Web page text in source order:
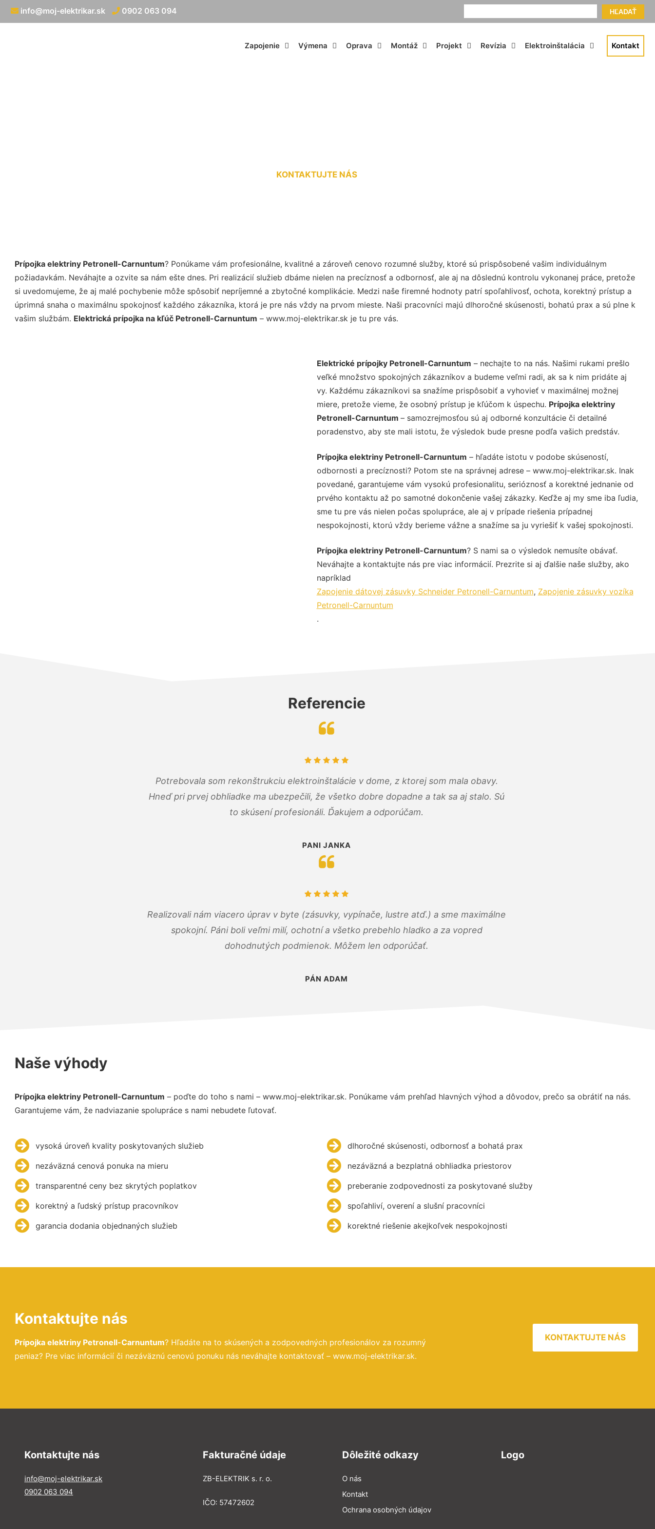
HĽADAŤ
info@moj-elektrikar.sk 0902 063 094
Zapojenie Výmena Oprava Montáž Projekt Revízia Elektroinštalácia Kontakt
KONTAKTUJTE NÁS
Prípojka elektriny Petronell-Carnuntum? Ponúkame vám profesionálne, kvalitné a zároveň cenovo rozumné služby, ktoré sú prispôsobené vašim individuálnym
požiadavkám. Neváhajte a ozvite sa nám ešte dnes. Pri realizácií služieb dbáme nielen na precíznosť a odbornosť, ale aj na dôslednú kontrolu vykonanej práce, pretože
si uvedomujeme, že aj malé pochybenie môže spôsobiť nepríjemné a zbytočné komplikácie. Medzi naše firemné hodnoty patrí spoľahlivosť, ochota, korektný prístup a
úprimná snaha o maximálnu spokojnosť každého zákazníka, ktorá je pre nás vždy na prvom mieste. Naši pracovníci majú dlhoročné skúsenosti, bohatú prax a sú plne k
vašim službám. Elektrická prípojka na kľúč Petronell-Carnuntum – www.moj-elektrikar.sk je tu pre vás.
Elektrické prípojky Petronell-Carnuntum – nechajte to na nás. Našimi rukami prešlo
veľké množstvo spokojných zákazníkov a budeme veľmi radi, ak sa k nim pridáte aj
vy. Každému zákazníkovi sa snažíme prispôsobiť a vyhovieť v maximálnej možnej
miere, pretože vieme, že osobný prístup je kľúčom k úspechu. Prípojka elektriny
Petronell-Carnuntum – samozrejmosťou sú aj odborné konzultácie či detailné
poradenstvo, aby ste mali istotu, že výsledok bude presne podľa vašich predstáv.
Prípojka elektriny Petronell-Carnuntum – hľadáte istotu v podobe skúseností,
odbornosti a precíznosti? Potom ste na správnej adrese – www.moj-elektrikar.sk. Inak
povedané, garantujeme vám vysokú profesionalitu, serióznosť a korektné jednanie od
prvého kontaktu až po samotné dokončenie vašej zákazky. Keďže aj my sme iba ľudia,
sme tu pre vás nielen počas spolupráce, ale aj v prípade riešenia prípadnej
nespokojnosti, ktorú vždy berieme vážne a snažíme sa ju vyriešiť k vašej spokojnosti.
Prípojka elektriny Petronell-Carnuntum? S nami sa o výsledok nemusíte obávať.
Neváhajte a kontaktujte nás pre viac informácií. Prezrite si aj ďalšie naše služby, ako
napríklad
Zapojenie dátovej zásuvky Schneider Petronell-Carnuntum, Zapojenie zásuvky vozíka
Petronell-Carnuntum
.
Referencie
Potrebovala som rekonštrukciu elektroinštalácie v dome, z ktorej som mala obavy.
Hneď pri prvej obhliadke ma ubezpečili, že všetko dobre dopadne a tak sa aj stalo. Sú
to skúsení profesionáli. Ďakujem a odporúčam.
PANI JANKA
Realizovali nám viacero úprav v byte (zásuvky, vypínače, lustre atď.) a sme maximálne
spokojní. Páni boli veľmi milí, ochotní a všetko prebehlo hladko a za vopred
dohodnutých podmienok. Môžem len odporúčať.
PÁN ADAM
Naše výhody
Prípojka elektriny Petronell-Carnuntum – poďte do toho s nami – www.moj-elektrikar.sk. Ponúkame vám prehľad hlavných výhod a dôvodov, prečo sa obrátiť na nás.
Garantujeme vám, že nadviazanie spolupráce s nami nebudete ľutovať.
vysoká úroveň kvality poskytovaných služieb
nezáväzná cenová ponuka na mieru
transparentné ceny bez skrytých poplatkov
korektný a ľudský prístup pracovníkov
garancia dodania objednaných služieb
dlhoročné skúsenosti, odbornosť a bohatá prax
nezáväzná a bezplatná obhliadka priestorov
preberanie zodpovednosti za poskytované služby
spoľahliví, overení a slušní pracovníci
korektné riešenie akejkoľvek nespokojnosti
Kontaktujte nás
Prípojka elektriny Petronell-Carnuntum? Hľadáte na to skúsených a zodpovedných profesionálov za rozumný
peniaz? Pre viac informácií či nezáväznú cenovú ponuku nás neváhajte kontaktovať – www.moj-elektrikar.sk.
KONTAKTUJTE NÁS
Kontaktujte nás
info@moj-elektrikar.sk
0902 063 094
Fakturačné údaje
ZB-ELEKTRIK s. r. o.
IČO: 57472602
Dôležité odkazy
O nás
Kontakt
Ochrana osobných údajov
Logo